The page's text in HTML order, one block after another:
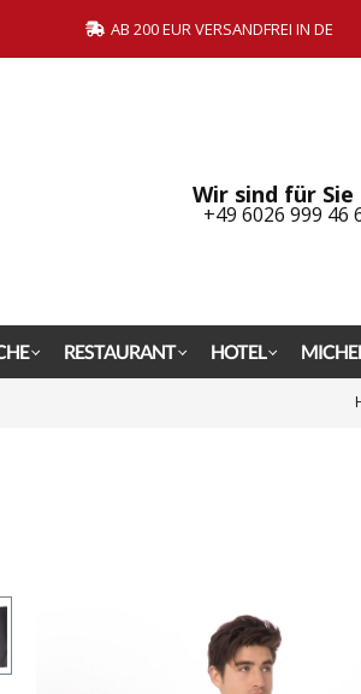
AB 200 EUR VERSANDFREI IN DE
Wir sind für Sie
+49 6026 999 46
RESTAURANT HOTEL